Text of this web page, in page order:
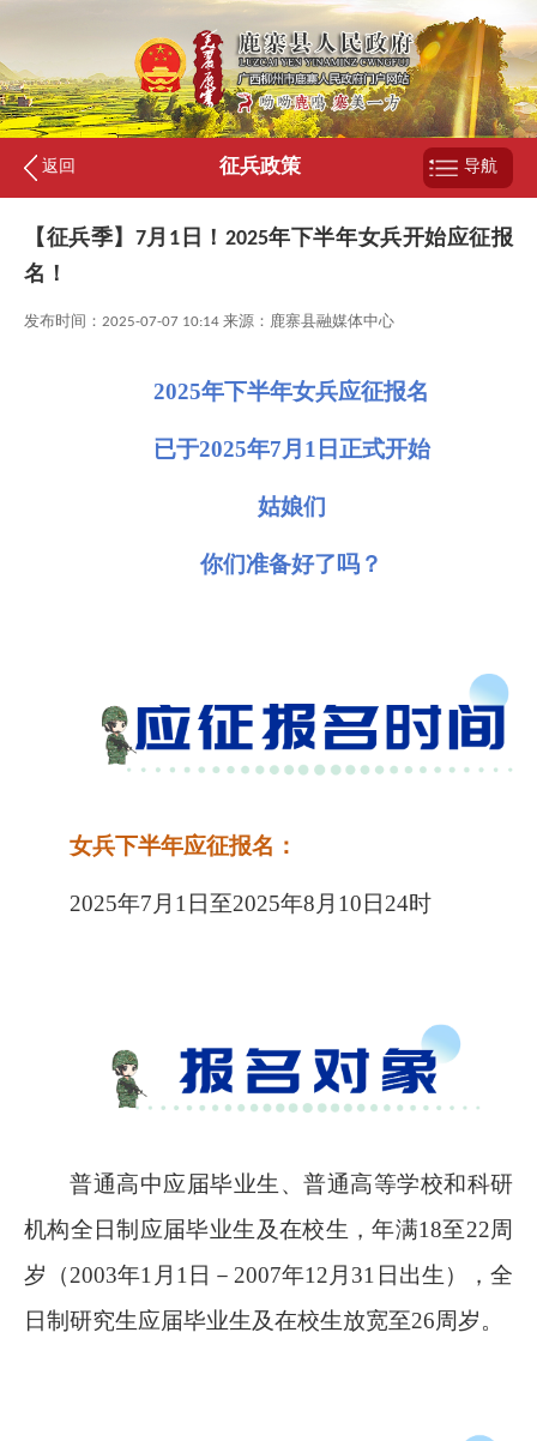
返回 征兵政策 导航
【征兵季】7月1日！2025年下半年女兵开始应征报
名！
发布时间：2025-07-07 10:14 来源：鹿寨县融媒体中心
2025年下半年女兵应征报名
已于2025年7月 1 日正式开始
姑娘们
你们准备好了吗？
女兵下半年应征报名：
2025年7 月 1 日至2025年8 月 10日24时
普通高中应届毕业生、普通高等学校和科研
机构全日制应届毕业生及在校生，年满18至22周
岁（2003年1 月 1 日－ 2007年12 月 31 日出生），全
日制研究生应届毕业生及在校生放宽至26周岁。